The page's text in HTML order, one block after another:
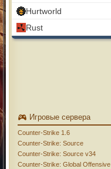
Hurtworld
Rust
Игровые сервера
Counter-Strike 1.6
Counter-Strike: Source
Counter-Strike: Source v34
Counter-Strike: Global Offensive